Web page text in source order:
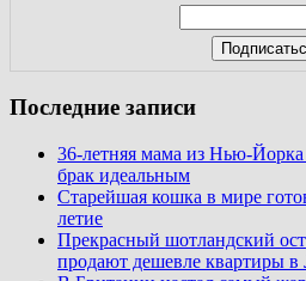
Последние записи
36-летняя мама из Нью-
брак идеальным
Старейшая кошка в мире
летие
Прекрасный шотландский
продают дешевле квартиры в